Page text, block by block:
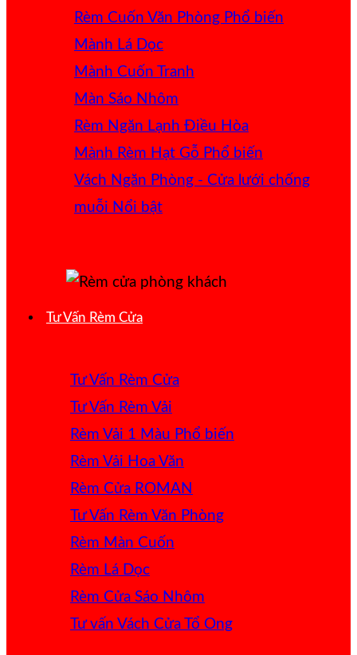
Rèm Cuốn Văn Phòng
Mành Lá Dọc
Mành Cuốn Tranh
Màn Sáo Nhôm
Rèm Ngăn Lạnh Điều Hòa
Mành Rèm Hạt Gỗ
Vách Ngăn Phòng - Cửa lưới chống
muỗi
Tư Vấn Rèm Cửa
Tư Vấn Rèm Cửa
Tư Vấn Rèm Vải
Rèm Vải 1 Màu
Rèm Vải Hoa Văn
Rèm Cửa ROMAN
Tư Vấn Rèm Văn Phòng
Rèm Màn Cuốn
Rèm Lá Dọc
Rèm Cửa Sáo Nhôm
Tư vấn Vách Cửa Tổ Ong